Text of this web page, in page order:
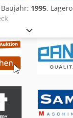
Baujahr: 1995,